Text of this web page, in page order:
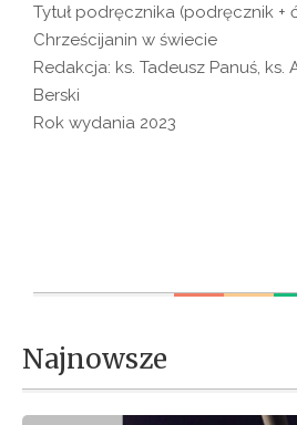
Tytuł podręcznika (podręcznik +
Chrześcijanin w świecie
Redakcja: ks. Tadeusz Panuś, ks.
Berski
Rok wydania 2023
Najnowsze